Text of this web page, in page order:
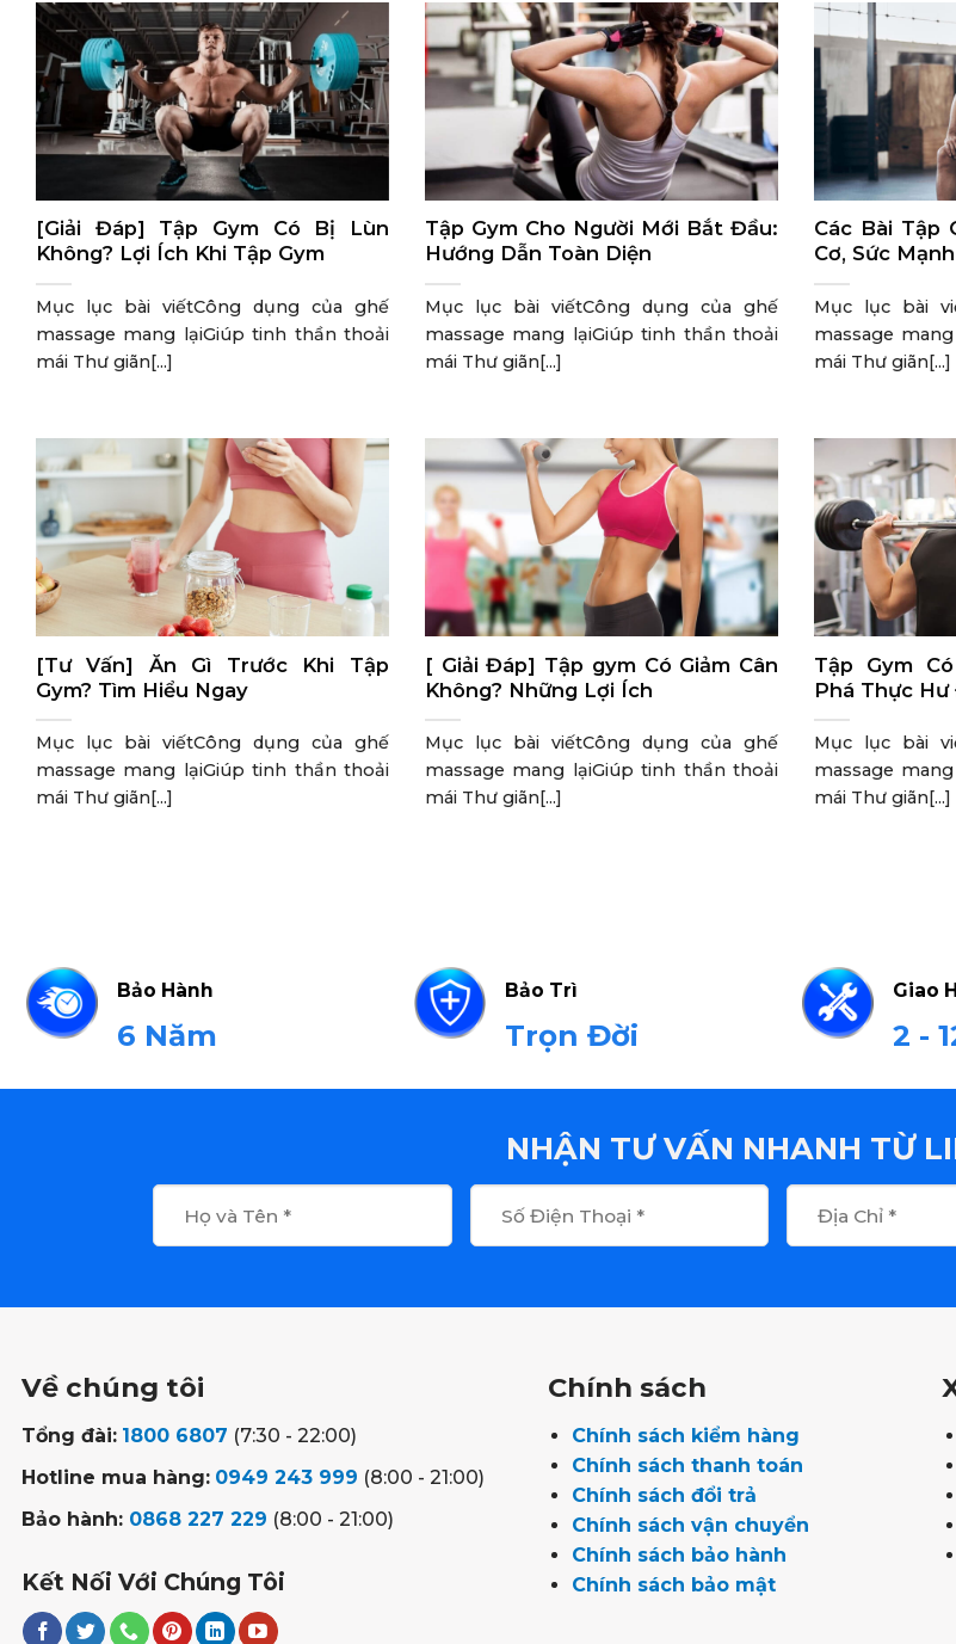
[Giải Đáp] Tập Gym Có Bị Lùn
Không? Lợi Ích Khi Tập Gym
Mục lục bài viếtCông dụng của ghế
massage mang lạiGiúp tinh thần thoải
mái Thư giãn[...]
Tập Gym Cho Người Mới Bắt Đầu:
Hướng Dẫn Toàn Diện
Mục lục bài viếtCông dụng của ghế
massage mang lạiGiúp tinh thần thoải
mái Thư giãn[...]
Các Bài Tập
Cơ, Sức
Mục lục bài
massage
mái Thư giãn[...]
[Tư Vấn] Ăn Gì Trước Khi Tập
Gym? Tìm Hiểu Ngay
Mục lục bài viếtCông dụng của ghế
massage mang lạiGiúp tinh thần thoải
mái Thư giãn[...]
[ Giải Đáp] Tập gym Có Giảm Cân
Không? Những Lợi Ích
Mục lục bài viếtCông dụng của ghế
massage mang lạiGiúp tinh thần thoải
mái Thư giãn[...]
Tập Gym
Phá Thực
Mục lục bài
massage
mái Thư giãn[...]
Bảo Hành
6 Năm
Bảo Trì
Trọn Đời
Giao
2 -
NHẬN TƯ VẤN NHANH TỪ
Về chúng tôi
Tổng đài: 1800 6807 (7:30 - 22:00)
Hotline mua hàng: 0949 243 999 (8:00 - 21:00)
Bảo hành: 0868 227 229 (8:00 - 21:00)
Kết Nối Với Chúng Tôi
Chính sách
Chính sách kiểm hàng
Chính sách thanh toán
Chính sách đổi trả
Chính sách vận chuyển
Chính sách bảo hành
Chính sách bảo mật